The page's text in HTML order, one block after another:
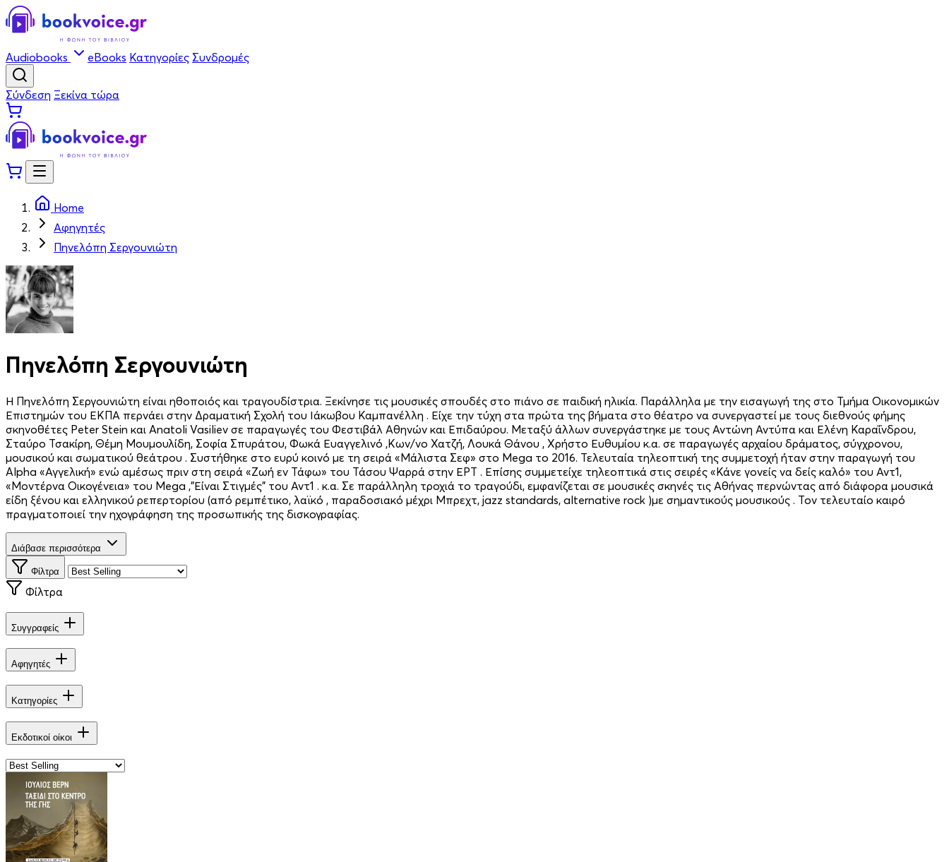
Audiobooks eBooks Κατηγορίες Συνδρομές
Σύνδεση Ξεκίνα τώρα
Home
Αφηγητές
Πηνελόπη Σεργουνιώτη
Πηνελόπη Σεργουνιώτη
Η Πηνελόπη Σεργουνιώτη είναι ηθοποιός και τραγουδίστρια. Ξεκίνησε τις μουσικές σπουδές στο πιάνο σε παιδική ηλικία. Παράλληλα με την εισαγωγή της στο Τμήμα Οικονομικών
Επιστημών του ΕΚΠΑ περνάει στην Δραματική Σχολή του Ιάκωβου Καμπανέλλη . Είχε την τύχη στα πρώτα της βήματα στο θέατρο να συνεργαστεί με τους διεθνούς φήμης
σκηνοθέτες Peter Stein και Anatoli Vasiliev σε παραγωγές του Φεστιβάλ Αθηνών και Επιδαύρου. Μεταξύ άλλων συνεργάστηκε με τους Αντώνη Αντύπα και Ελένη Καραΐνδρου,
Σταύρο Τσακίρη, Θέμη Μουμουλίδη, Σοφία Σπυράτου, Φωκά Ευαγγελινό ,Κων/νο Χατζή, Λουκά Θάνου , Χρήστο Ευθυμίου κ.α. σε παραγωγές αρχαίου δράματος, σύγχρονου,
μουσικού και σωματικού θεάτρου . Συστήθηκε στο ευρύ κοινό με τη σειρά «Μάλιστα Σεφ» στο Mega το 2016. Τελευταία τηλεοπτική της συμμετοχή ήταν στην παραγωγή του
Alpha «Αγγελική» ενώ αμέσως πριν στη σειρά «Ζωή εν Τάφω» του Τάσου Ψαρρά στην ΕΡΤ . Επίσης συμμετείχε τηλεοπτικά στις σειρές «Κάνε γονείς να δείς καλό» του Αντ1,
«Μοντέρνα Οικογένεια» του Mega ,"Είναι Στιγμές" του Αντ1 . κ.α. Σε παράλληλη τροχιά το τραγούδι, εμφανίζεται σε μουσικές σκηνές τις Αθήνας περνώντας από διάφορα μουσικά
είδη ξένου και ελληνικού ρεπερτορίου (από ρεμπέτικο, λαϊκό , παραδοσιακό μέχρι Μπρεχτ, jazz standards, alternative rock )με σημαντικούς μουσικούς . Τον τελευταίο καιρό
πραγματοποιεί την ηχογράφηση της προσωπικής της δισκογραφίας.
Διάβασε περισσότερα
Φίλτρα
Φίλτρα
Συγγραφείς
Αφηγητές
Κατηγορίες
Εκδοτικοί οίκοι